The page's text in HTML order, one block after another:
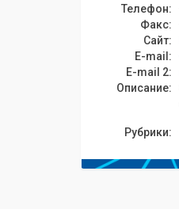
Телефон:
Факс:
Сайт:
E-mail:
E-mail 2:
Описание:
Рубрики: